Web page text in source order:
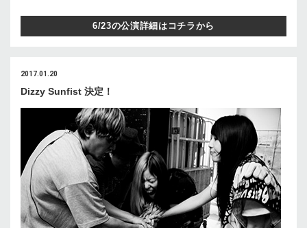
6/23の公演詳細はコチラから
2017.01.20
Dizzy Sunfist 決定！